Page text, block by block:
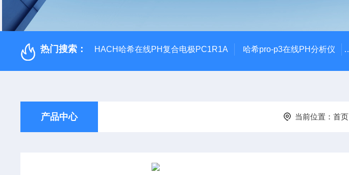
热门搜索： HACH哈希在线PH复合电极PC1R1A 哈希pro-p3在线PH分析仪
产品中心 当前位置： 首页